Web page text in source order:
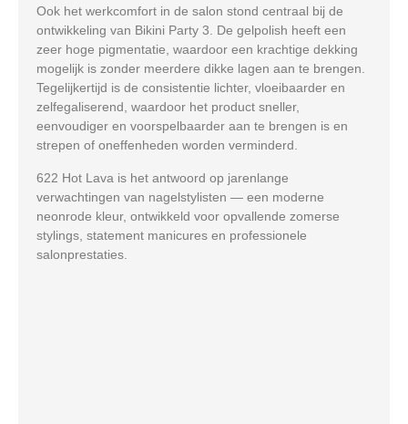
Ook het werkcomfort in de salon stond centraal bij de
ontwikkeling van Bikini Party 3. De gelpolish heeft een
zeer hoge pigmentatie, waardoor een krachtige dekking
mogelijk is zonder meerdere dikke lagen aan te brengen.
Tegelijkertijd is de consistentie lichter, vloeibaarder en
zelfegaliserend, waardoor het product sneller,
eenvoudiger en voorspelbaarder aan te brengen is en
strepen of oneffenheden worden verminderd.
622 Hot Lava is het antwoord op jarenlange
verwachtingen van nagelstylisten — een moderne
neonrode kleur, ontwikkeld voor opvallende zomerse
stylings, statement manicures en professionele
salonprestaties.